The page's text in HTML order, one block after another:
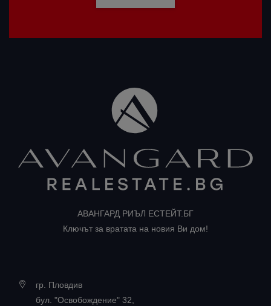
АВАНГАРД РИЪЛ ЕСТЕЙТ.БГ
Ключът за вратата на новия Ви дом!
гр. Пловдив
бул. "Освобождение" 32,